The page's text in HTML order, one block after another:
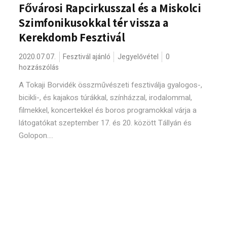
Fővárosi Rapcirkusszal és a Miskolci
Szimfonikusokkal tér vissza a
Kerekdomb Fesztivál
2020.07.07. Fesztivál ajánló Jegyelővétel
0
hozzászólás
A Tokaji Borvidék összművészeti fesztiválja gyalogos-,
bicikli-, és kajakos túrákkal, színházzal, irodalommal,
filmekkel, koncertekkel és boros programokkal várja a
látogatókat szeptember 17. és 20. között Tállyán és
Golopon....